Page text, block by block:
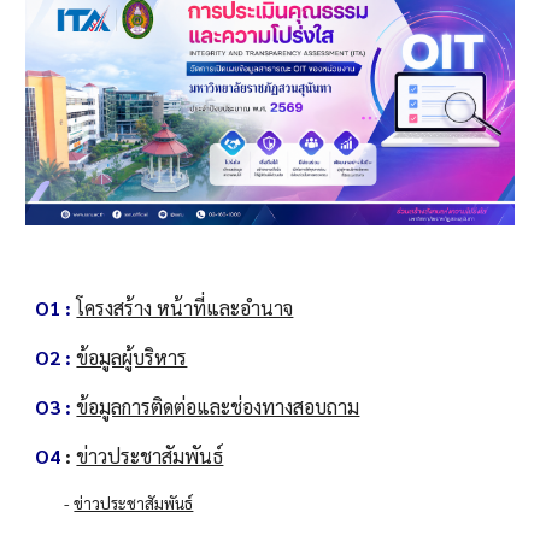
O1 : โครงสร้าง หน้าที่และอำนาจ
O2 : ข้อมูลผู้บริหาร
O3 : ข้อมูลการติดต่อและช่องทางสอบถาม
O4 : ข่าวประชาสัมพันธ์
-ข่าวประชาสัมพันธ์